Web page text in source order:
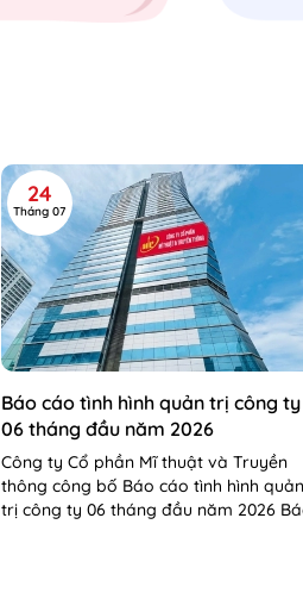
24
Tháng 07
Báo cáo tình hình quản trị công ty
06 tháng đầu năm 2026
Công ty Cổ phần Mĩ thuật và Truyền
thông công bố Báo cáo tình hình quản
trị công ty 06 tháng đầu năm 2026